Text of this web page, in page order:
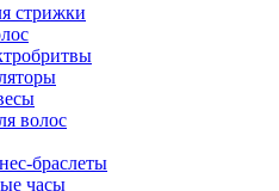
стрижки
волос
браслеты
часы